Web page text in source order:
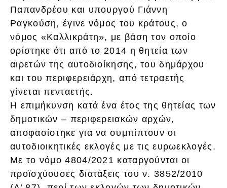
Παπανδρέου και υπουργού Γιάννη
Ραγκούση, έγινε νόμος του κράτους, ο
νόμος «Καλλικράτη», με βάση τον οποίο
ορίστηκε ότι από το 2014 η θητεία των
αιρετών της αυτοδιοίκησης, του δημάρχου
και του περιφερειάρχη, από τετραετής
γίνεται πενταετής.
Η επιμήκυνση κατά ένα έτος της θητείας των
δημοτικών – περιφερειακών αρχών,
αποφασίστηκε για να συμπίπτουν οι
αυτοδιοικητικές εκλογές με τις ευρωεκλογές.
Με το νόμο 4804/2021 καταργούνται οι
προϊσχύουσες διατάξεις του ν. 3852/2010